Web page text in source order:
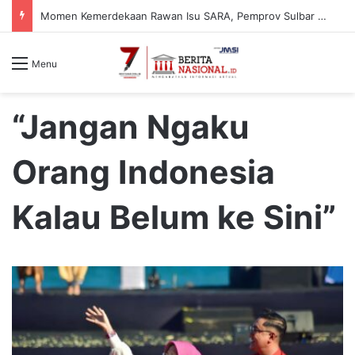
Momen Kemerdekaan Rawan Isu SARA, Pemprov Sulbar Perkuat Literasi Digital Warga
Menu
“Jangan Ngaku
Orang Indonesia
Kalau Belum ke Sini”